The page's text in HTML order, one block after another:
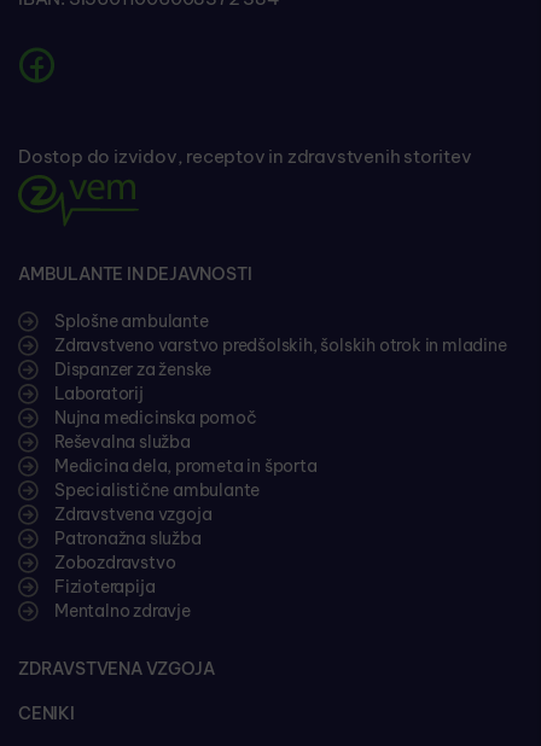
Dostop do izvidov, receptov in zdravstvenih storitev
AMBULANTE IN DEJAVNOSTI
Splošne ambulante
Zdravstveno varstvo predšolskih, šolskih otrok in mladine
Dispanzer za ženske
Laboratorij
Nujna medicinska pomoč
Reševalna služba
Medicina dela, prometa in športa
Specialistične ambulante
Zdravstvena vzgoja
Patronažna služba
Zobozdravstvo
Fizioterapija
Mentalno zdravje
ZDRAVSTVENA VZGOJA
CENIKI